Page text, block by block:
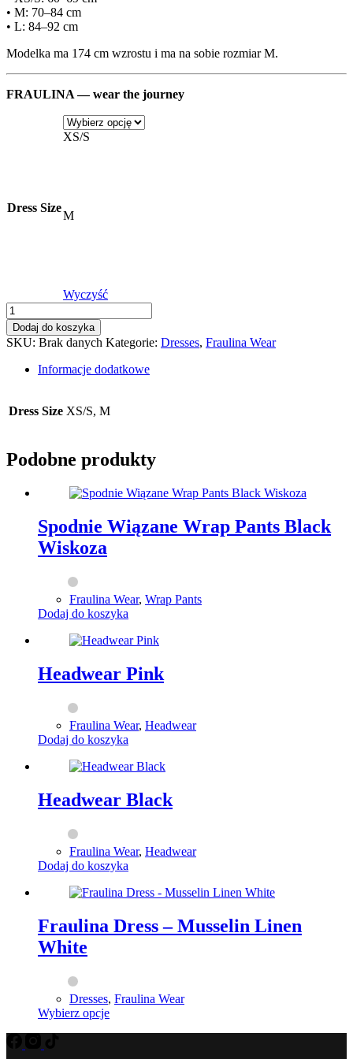
• M: 70–84 cm
• L: 84–92 cm
Modelka ma 174 cm wzrostu i ma na sobie rozmiar M.
FRAULINA — wear the journey
Dress Size
XS/S
M
Wyczyść
ilość
Fraulina
Dress
-
White
Dodaj do koszyka
SKU: Brak danych Kategorie: Dresses, Fraulina Wear
Informacje dodatkowe
Dress Size XS/S, M
Podobne produkty
Spodnie Wiązane Wrap Pants Black
Wiskoza
Fraulina Wear, Wrap Pants
Dodaj do koszyka
Headwear Pink
Fraulina Wear, Headwear
Dodaj do koszyka
Headwear Black
Fraulina Wear, Headwear
Dodaj do koszyka
Fraulina Dress – Musselin Linen
White
Dresses, Fraulina Wear
Wybierz opcjeTen